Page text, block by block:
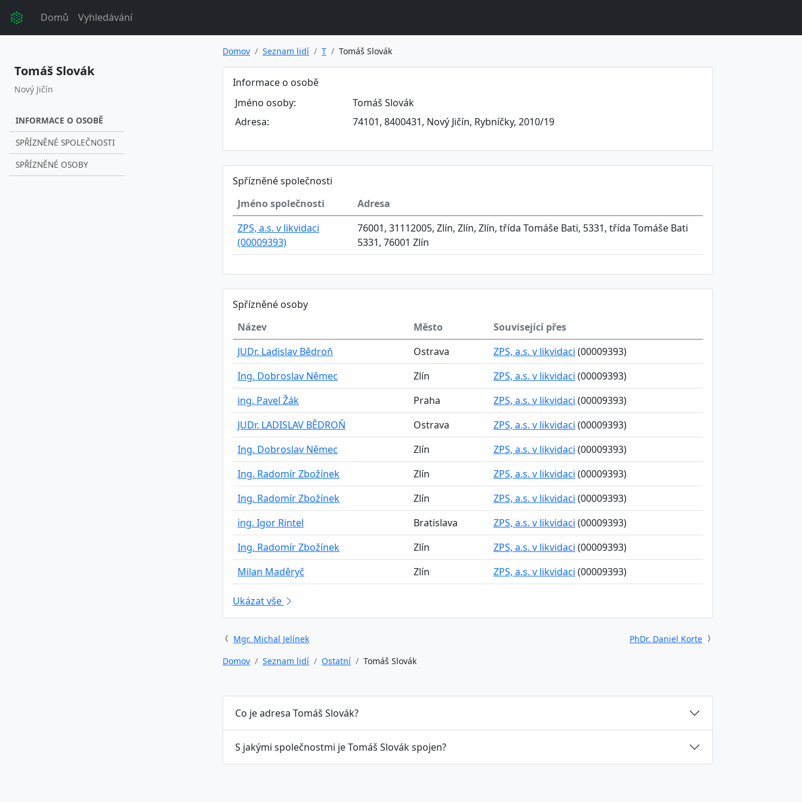
Domů Vyhledávání
Tomáš Slovák
Nový Jičín
INFORMACE O OSOBĚ
SPŘÍZNĚNÉ SPOLEČNOSTI
SPŘÍZNĚNÉ OSOBY
Domov Seznam lidí T Tomáš Slovák
Informace o osobě
Jméno osoby:
Tomáš Slovák
Adresa:
74101, 8400431, Nový Jičín, Rybníčky, 2010/19
Spřízněné společnosti
Jméno společnosti
Adresa
ZPS, a.s. v likvidaci
(00009393)
76001, 31112005, Zlín, Zlín, Zlín, třída Tomáše Bati, 5331, třída Tomáše Bati
5331, 76001 Zlín
Spřízněné osoby
Název
Město
Související přes
JUDr. Ladislav Bědroň
Ostrava ZPS, a.s. v likvidaci (00009393)
Ing. Dobroslav Němec
Zlín ZPS, a.s. v likvidaci (00009393)
ing. Pavel Žák
Praha ZPS, a.s. v likvidaci (00009393)
JUDr. LADISLAV BĚDROŇ
Ostrava ZPS, a.s. v likvidaci (00009393)
Ing. Dobroslav Němec
Zlín ZPS, a.s. v likvidaci (00009393)
Ing. Radomír Zbožínek
Zlín ZPS, a.s. v likvidaci (00009393)
Ing. Radomír Zbožínek
Zlín ZPS, a.s. v likvidaci (00009393)
ing. Igor Rintel
Bratislava ZPS, a.s. v likvidaci (00009393)
Ing. Radomír Zbožínek
Zlín ZPS, a.s. v likvidaci (00009393)
Milan Maděryč
Zlín ZPS, a.s. v likvidaci (00009393)
Ukázat vše
Mgr. Michal Jelínek
PhDr. Daniel Korte
Domov
Seznam lidí Ostatní Tomáš Slovák
Co je adresa Tomáš Slovák?
S jakými společnostmi je Tomáš Slovák spojen?